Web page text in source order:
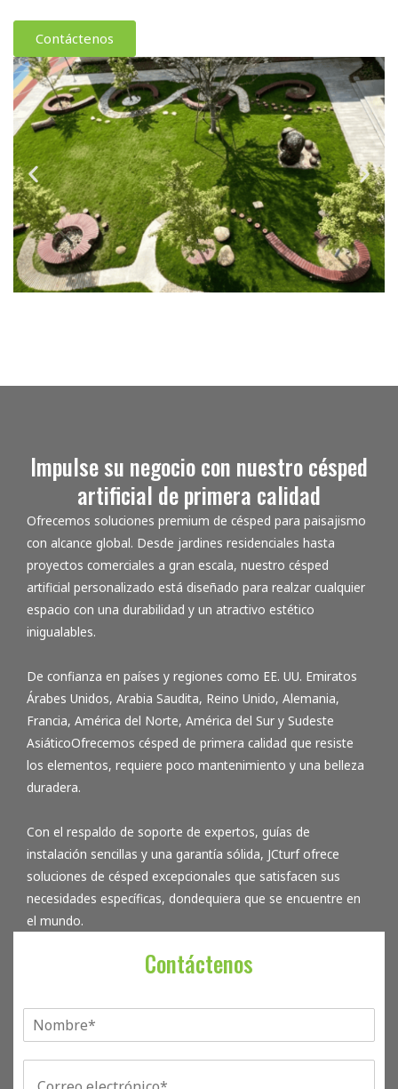
Contáctenos
Impulse su negocio con nuestro césped
artificial de primera calidad
Ofrecemos soluciones premium de césped para paisajismo
con alcance global. Desde jardines residenciales hasta
proyectos comerciales a gran escala, nuestro césped
artificial personalizado está diseñado para realzar cualquier
espacio con una durabilidad y un atractivo estético
inigualables.
De confianza en países y regiones como EE. UU. Emiratos
Árabes Unidos, Arabia Saudita, Reino Unido, Alemania,
Francia, América del Norte, América del Sur y Sudeste
AsiáticoOfrecemos césped de primera calidad que resiste
los elementos, requiere poco mantenimiento y una belleza
duradera.
Con el respaldo de soporte de expertos, guías de
instalación sencillas y una garantía sólida, JCturf ofrece
soluciones de césped excepcionales que satisfacen sus
necesidades específicas, dondequiera que se encuentre en
el mundo.
Contáctenos
单
行